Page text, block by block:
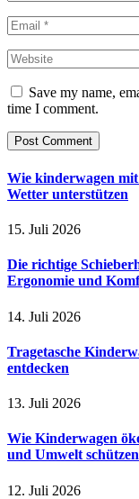
Save my name,
time I comment.
Wie kinderwagen
Wetter unterstützen
15. Juli 2026
Die richtige
Ergonomie und
14. Juli 2026
Tragetasche
entdecken
13. Juli 2026
Wie Kinderwagen
und Umwelt schützen
12. Juli 2026